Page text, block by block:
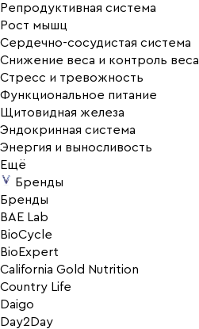
Репродуктивная система
Рост мышц
Сердечно-сосудистая система
Снижение веса и контроль веса
Стресс и тревожность
Функциональное питание
Щитовидная железа
Эндокринная система
Энергия и выносливость
Ещё
Бренды
Бренды
BAE Lab
BioCycle
BioExpert
California Gold Nutrition
Country Life
Daigo
Day2Day